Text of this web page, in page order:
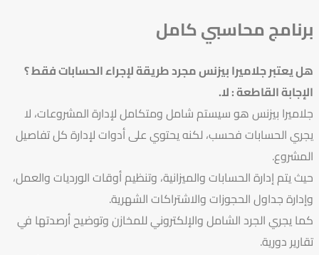
برنامج محاسبي كامل
هل يعتبر جلاميرا بيزنس مجرد طريقة لإجراء الحسابات فقط ؟
الإجابة القاطعة : لا.
جلاميرا بيزنس هو سيستم شامل ومتكامل لإدارة المشروعات، لا
يجري الحسابات فحسب، لكنه يحتوي على أدوات لإدارة كل تفاصيل
المشروع.
حيث يتم إدارة الحسابات والميزانية، وتنظيم أوقات الورديات والعمل،
وإدارة جداول الحجوزات والاشتراكات الشهرية.
كما يجري الجرد الشامل والإلكتروني للمخازن وتوضيح أرصدتها في
تقارير دورية.